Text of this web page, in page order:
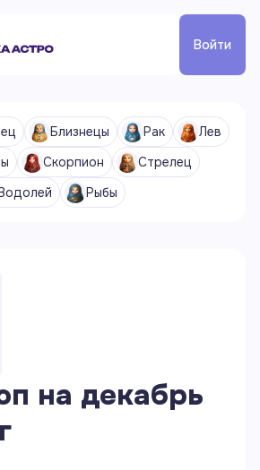
Войти
Близнецы Рак
Лев
Скорпион
Стрелец
Рыбы
на декабрь